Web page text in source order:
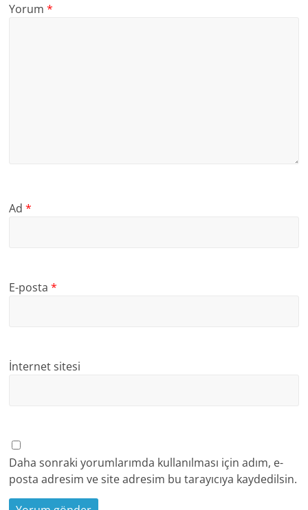
Yorum*
Ad*
E-posta*
İnternet sitesi
Daha sonraki yorumlarımda kullanılması için adım, e-
posta adresim ve site adresim bu tarayıcıya kaydedilsin.